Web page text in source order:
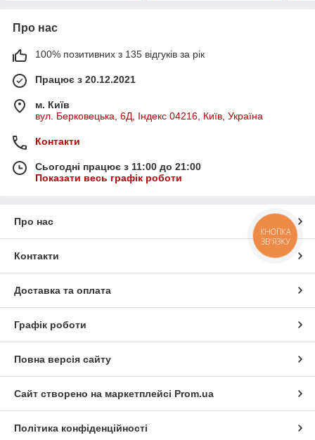
Про нас
100% позитивних з 135 відгуків за рік
Працює з 20.12.2021
м. Київ
вул. Берковецька, 6Д, Індекс 04216, Київ, Україна
Контакти
Сьогодні працює з 11:00 до 21:00
Показати весь графік роботи
Про нас
Контакти
Доставка та оплата
Графік роботи
Повна версія сайту
Сайт створено на маркетплейсі Prom.ua
Політика конфіденційності
КНОПКА
ЗВ'ЯЗКУ